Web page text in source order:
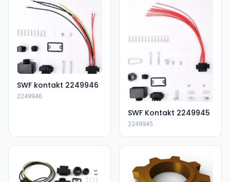
SWF kontakt 2249946
2249946
SWF Kontakt 2249945
2249945